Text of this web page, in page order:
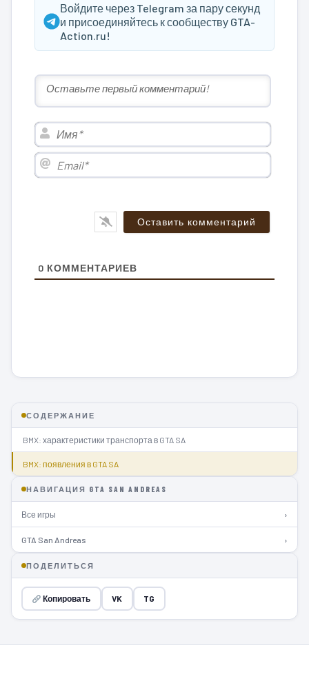
Войдите через Telegram за пару секунд
и присоединяйтесь к сообществу GTA-
Action.ru!
Имя*
Email*
0 КОММЕНТАРИЕВ
СОДЕРЖАНИЕ
BMX: характеристики транспорта в GTA SA
BMX: появления в GTA SA
НАВИГАЦИЯ GTA SAN ANDREAS
Все игры ›
GTA San Andreas ›
ПОДЕЛИТЬСЯ
Копировать VK TG